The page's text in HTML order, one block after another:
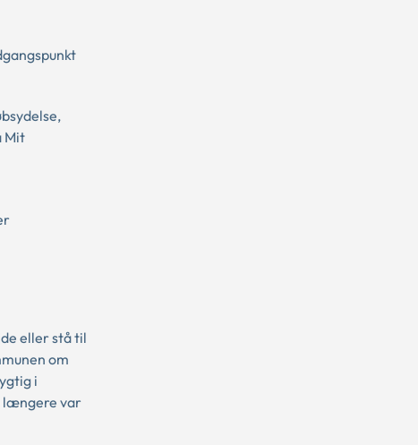
Mit
eller stå til
om
i
længere var